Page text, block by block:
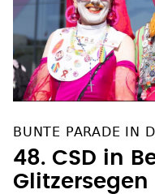
BUNTE PARADE IN
48. CSD in